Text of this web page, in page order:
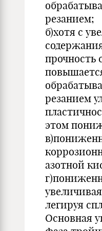
резанием;
б)хотя с
прочность
резанием
этом
азотной
легируя
Основная